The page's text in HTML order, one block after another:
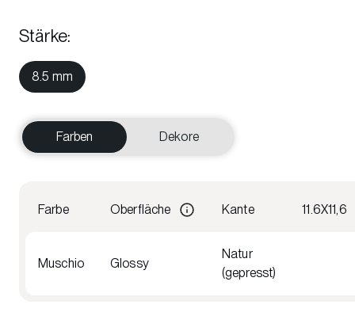
Stärke:
8.5 mm
Farben Dekore
Farbe Oberfläche Kante 11.6X11,6
Muschio Glossy
Natur
(gepresst)